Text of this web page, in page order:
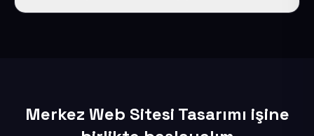
Merkez Web Sitesi Tasarımı işine